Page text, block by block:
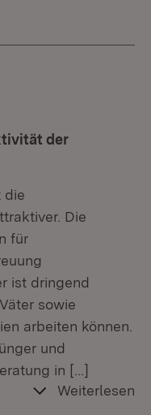
der
die
Die
für
ist dringend
sowie
arbeiten können.
und
in […]
Weiterlesen